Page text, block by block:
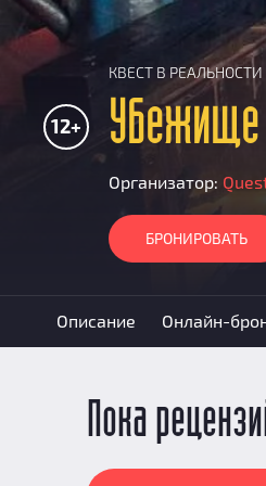
КВЕСТ В РЕАЛЬНОСТИ
Убежище
12+
Организатор:
БРОНИРОВАТЬ
Описание Онлайн-
Пока